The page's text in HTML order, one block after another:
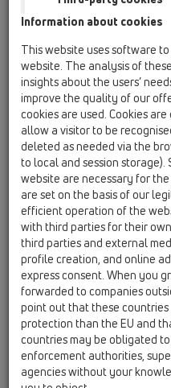
HL200/90
08 WC /
WC-manshetë
shumëfishtë
HL201/1
08 WC /
WC-manshetë
shumëfishtë
HL202
08 WC /
Manikotë
HL202G
08 WC /
Rakorderi
HL203/1
08 WC /
Manikotë për
Information about cookies
This website uses software
website. The analysis of
insights about the users’
improve the quality of our
cookies are used. Cookies
allow a visitor to be
deleted as needed via the
to local and session storage).
website are necessary for
are set on the basis of our
efficient operation of the
with third parties for their
third parties and external
profile creation, and online
express consent. When you
forwarded to companies
point out that these
protection than the EU and
countries may be obligated
enforcement authorities,
agencies without your